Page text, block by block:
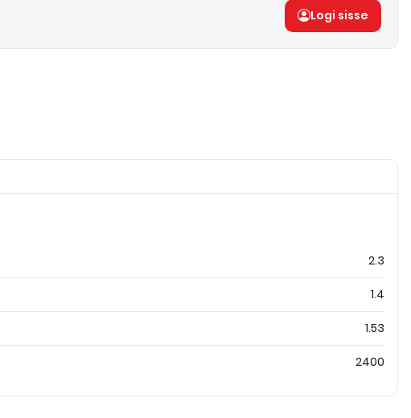
Logi sisse
2.3
1.4
1.53
2400